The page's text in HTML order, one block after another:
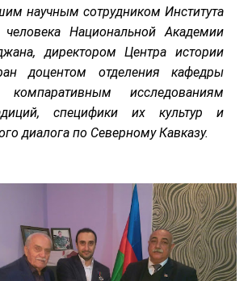
научным сотрудником Института
Национальной Академии
директором Центра истории
доцентом отделения кафедры
исследованиям
специфики их культур и
диалога по Северному Кавказу.